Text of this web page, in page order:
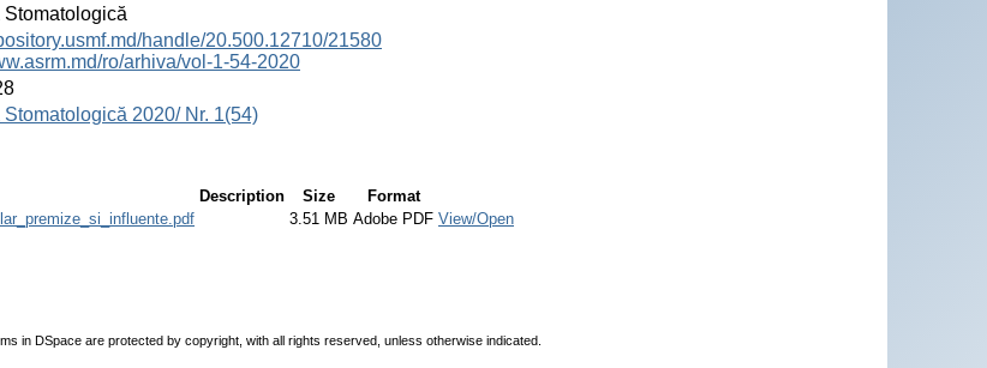
Stomatologică
handle/20.500.12710/21580
ro/arhiva/vol-1-54-2020
Stomatologică 2020/ Nr. 1(54)
Description Size
Format
3.51 MB Adobe PDF View/Open
in DSpace are protected by copyright, with all rights reserved, unless otherwise indicated.